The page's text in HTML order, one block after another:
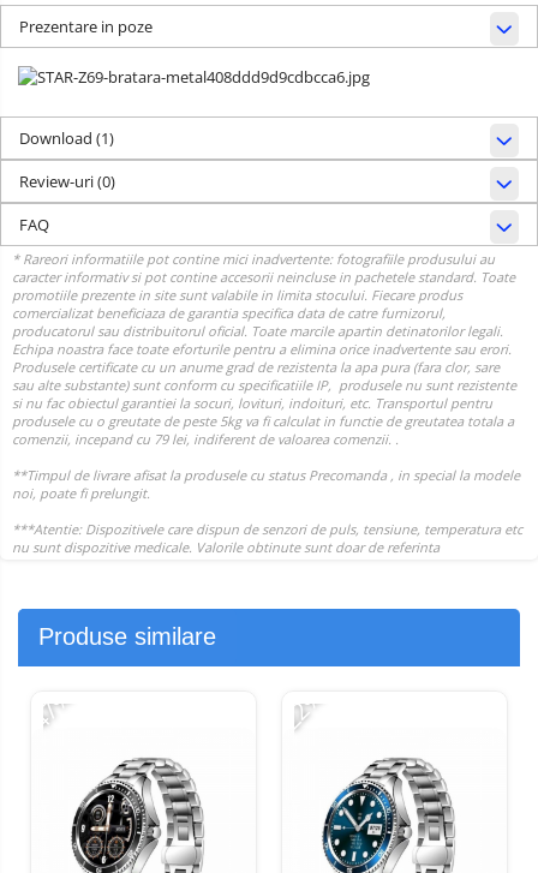
Prezentare in poze
Download (1)
Review-uri(0)
FAQ
Produse similare
-47% -22%